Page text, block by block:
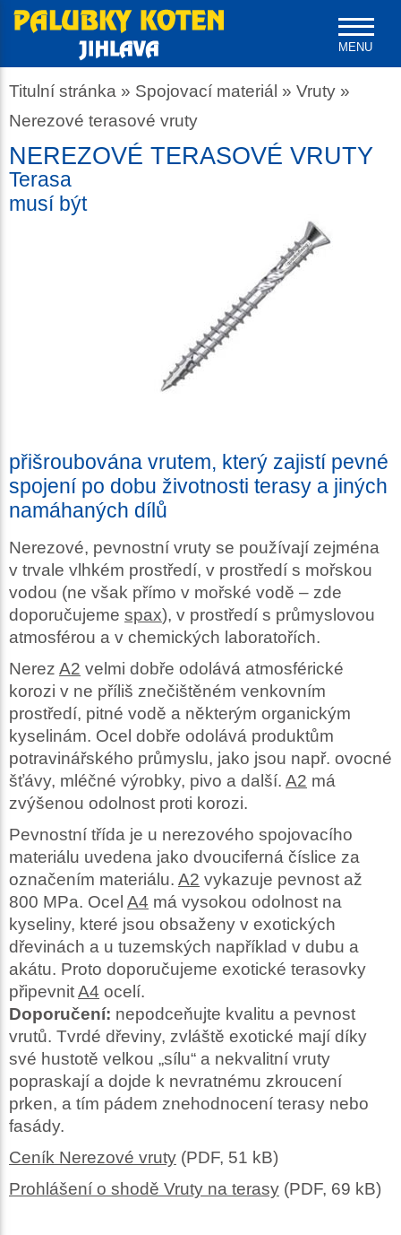
MENU
Titulní stránka » Spojovací materiál » Vruty »
Nerezové terasové vruty
NEREZOVÉ TERASOVÉ VRUTY
Terasa
musí být
přišroubována vrutem, který zajistí pevné
spojení po dobu životnosti terasy a jiných
namáhaných dílů
Nerezové, pevnostní vruty se používají zejména
v trvale vlhkém prostředí, v prostředí s mořskou
vodou (ne však přímo v mořské vodě – zde
doporučujeme spax), v prostředí s průmyslovou
atmosférou a v chemických laboratořích.
Nerez A2 velmi dobře odolává atmosférické
korozi v ne příliš znečištěném venkovním
prostředí, pitné vodě a některým organickým
kyselinám. Ocel dobře odolává produktům
potravinářského průmyslu, jako jsou např. ovocné
šťávy, mléčné výrobky, pivo a další. A2 má
zvýšenou odolnost proti korozi.
Pevnostní třída je u nerezového spojovacího
materiálu uvedena jako dvouciferná číslice za
označením materiálu. A2 vykazuje pevnost až
800 MPa. Ocel A4 má vysokou odolnost na
kyseliny, které jsou obsaženy v exotických
dřevinách a u tuzemských například v dubu a
akátu. Proto doporučujeme exotické terasovky
připevnitA4 ocelí.
Doporučení: nepodceňujte kvalitu a pevnost
vrutů. Tvrdé dřeviny, zvláště exotické mají díky
své hustotě velkou „sílu“ a nekvalitní vruty
popraskají a dojde k nevratnému zkroucení
prken, a tím pádem znehodnocení terasy nebo
fasády.
Ceník Nerezové vruty (PDF, 51 kB)
Prohlášení o shodě Vruty na terasy (PDF, 69 kB)